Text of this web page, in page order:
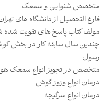
متخصص شنوايي و سمعك
فارغ التحصيل از دانشگاه هاي
مولف كتاب پاسخ هاي تقويت شده
چندين سال سابقه كار در بخش
رسول
متخصص در تجويز انواع سمعك
درمان انواع وزوز گوش
درمان انواع سرگيجه